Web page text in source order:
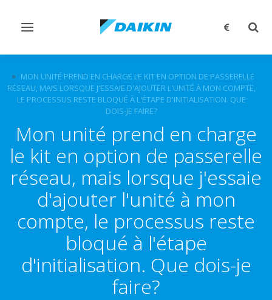
Afficher/masquer
MON UNITÉ PREND EN CHARGE LE KIT EN OPTION DE PASSERELLE
RÉSEAU, MAIS LORSQUE J'ESSAIE D'AJOUTER L'UNITÉ À MON COMPTE,
LE PROCESSUS RESTE BLOQUÉ À L'ÉTAPE D'INITIALISATION. QUE
DOIS-JE FAIRE?
Mon unité prend en charge
le kit en option de passerelle
réseau, mais lorsque j'essaie
d'ajouter l'unité à mon
compte, le processus reste
bloqué à l'étape
d'initialisation. Que dois-je
faire?